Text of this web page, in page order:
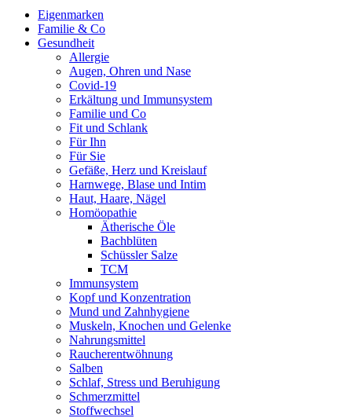
Eigenmarken
Familie & Co
Gesundheit
Allergie
Augen, Ohren und Nase
Covid-19
Erkältung und Immunsystem
Familie und Co
Fit und Schlank
Für Ihn
Für Sie
Gefäße, Herz und Kreislauf
Harnwege, Blase und Intim
Haut, Haare, Nägel
Homöopathie
Ätherische Öle
Bachblüten
Schüssler Salze
TCM
Immunsystem
Kopf und Konzentration
Mund und Zahnhygiene
Muskeln, Knochen und Gelenke
Nahrungsmittel
Raucherentwöhnung
Salben
Schlaf, Stress und Beruhigung
Schmerzmittel
Stoffwechsel